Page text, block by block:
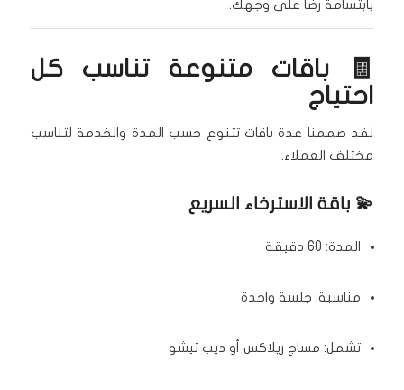
بابتسامة رضا على وجهك.
🧾 باقات متنوعة تناسب كل
احتياج
لقد صممنا عدة باقات تتنوع حسب المدة والخدمة لتناسب
مختلف العملاء:
💫 باقة الاسترخاء السريع
المدة: 60 دقيقة
مناسبة: جلسة واحدة
تشمل: مساج ريلاكس أو ديب تيشو